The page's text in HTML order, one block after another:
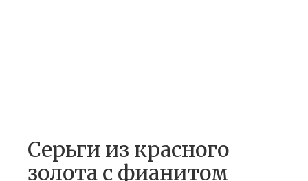
Серьги из красного
золота c фианитом